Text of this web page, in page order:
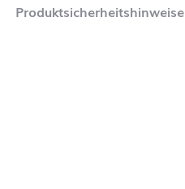
Produktsicherheitshinweise